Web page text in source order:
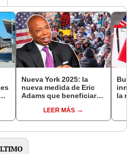
Nueva York 2025: la
nueva medida de Eric
Adams que beneficiará
triunfo de Trump en EE.
UU.
LEER MÁS
la